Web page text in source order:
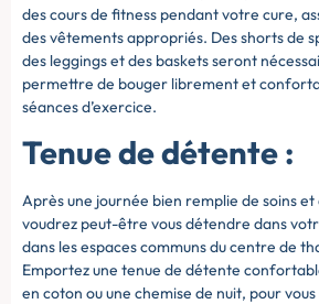
des cours de fitness pendant votre cure,
des vêtements appropriés. Des shorts de
des leggings et des baskets seront
permettre de bouger librement et
séances d’exercice.
Tenue de détente :
Après une journée bien remplie de soins et
voudrez peut-être vous détendre dans
dans les espaces communs du centre de
Emportez une tenue de détente
en coton ou une chemise de nuit, pour vous